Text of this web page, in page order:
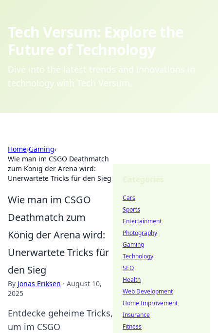
Tech Versum: Explore the
Future of Technology
Dive into the latest trends and innovations in
technology with Tech Versum.
Home›Gaming›
Wie man im CSGO Deathmatch
zum König der Arena wird:
Unerwartete Tricks für den Sieg
Wie man im CSGO
Deathmatch zum
König der Arena wird:
Unerwartete Tricks für
den Sieg
By Jonas Eriksen · August 10,
2025
Entdecke geheime Tricks,
um im CSGO
Cars
Sports
Entertainment
Photography
Gaming
Technology
SEO
Health
Web Development
Home Improvement
Insurance
Fitness